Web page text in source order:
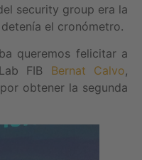
security group era la
el cronómetro.
queremos felicitar a
FIB Bernat Calvo,
por obtener la segunda